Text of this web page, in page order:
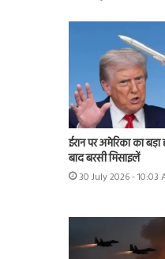
ईरान पर अमेरिका का
बाद बरसी मिसाइलें
30 July 2026 - 10:03